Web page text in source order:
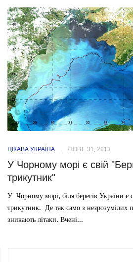
ЦІКАВА УКРАЇНА ЖОВТ. 31, 2013
У Чорному морі є свій
трикутник"
У Чорному морі, біля берегів України є
трикутник. Де так само з незрозумілих
зникають літаки. Вчені...